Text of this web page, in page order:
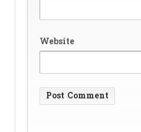
Website